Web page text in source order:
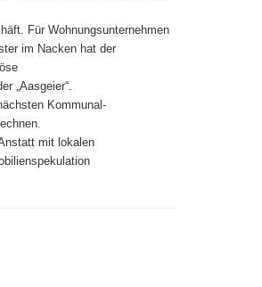
Für Wohnungsunternehmen
im Nacken hat der
„Aasgeier“.
Kommunal-
mit lokalen